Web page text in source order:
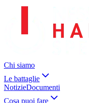
Chi siamo
Le battaglie
NotizieDocumenti
Cosa puoi fare